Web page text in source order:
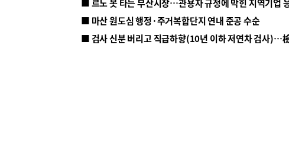
■ 르노 못 타는 부산시장…관용차 규정에 막힌 지역기업
■ 마산 원도심 행정·주거복합단지 연내 준공 수순